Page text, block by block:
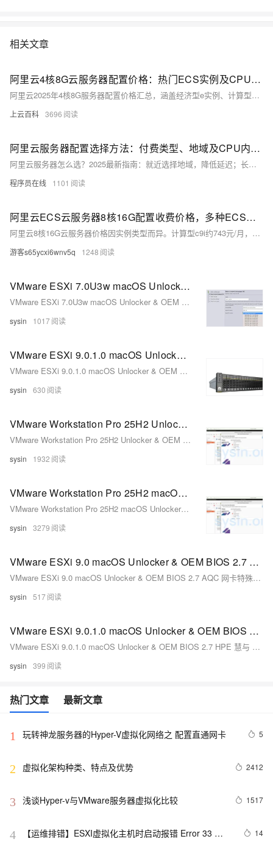
相关文章
阿里云4核8G云服务器配置价格：热门ECS实例及CPU处理器型号说明
阿里云2025年4核8G服务器配置价格汇总，涵盖经济型e实例、计算型c9i等热门ECS实例，CPU含Intel Xeon及AMD EPYC系列，月费159元起，年付低至1578元，按小时计费0.45元起，实际购买享折扣优惠。
上云百科 3696
阿里云服务器配置选择方法：付费类型、地域及CPU内存配置全解析
阿里云服务器怎么选？2025最新指南：就近选择地域，降低延迟；长期使用选包年包月，短期灵活选按量付费；企业选2核4G5M仅199元/年，个人选2核2G3M低至99元/年，高性价比爆款推荐，轻松上云。
程序员在线 1101
阿里云ECS云服务器8核16G配置收费价格，多种ECS实例CPU及费用清单
阿里云8核16G云服务器价格因实例类型而异。计算型c9i约743元/月，一年6450元（7折）；通用算力型u1仅673元/月，一年4225元（5.1折）。实际价格享时长折扣，详情见ECS官网。
游客s65ycxi6wnv5q 1248
VMware ESXi 7.0U3w macOS Unlocker & OEM BIOS 2.7 标准版和厂商定制版
VMware ESXi 7.0U3w macOS Unlocker & OEM BIOS 2.7 标准版和厂商定制版
sysin 1017
VMware ESXi 9.0.1.0 macOS Unlocker & OEM BIOS 2.7 Huawei 华为 定制版
VMware ESXi 9.0.1.0 macOS Unlocker & OEM BIOS 2.7 Huawei 华为 定制版
sysin 630
VMware Workstation Pro 25H2 Unlocker & OEM BIOS 2.7 - 在 Windows 和 Linux 上运行 macOS Tahoe
VMware Workstation Pro 25H2 Unlocker & OEM BIOS 2.7 - 在 Windows 和 Linux 上运行 macOS Tahoe
sysin 1932
VMware Workstation Pro 25H2 macOS Unlocker & OEM BIOS 2.7 for Linux
VMware Workstation Pro 25H2 macOS Unlocker & OEM BIOS 2.7 for Linux
sysin 3279
VMware ESXi 9.0 macOS Unlocker & OEM BIOS 2.7 AQC 网卡特殊定制版
VMware ESXi 9.0 macOS Unlocker & OEM BIOS 2.7 AQC 网卡特殊定制版
sysin 517
VMware ESXi 9.0.1.0 macOS Unlocker & OEM BIOS 2.7 HPE 慧与 定制版
VMware ESXi 9.0.1.0 macOS Unlocker & OEM BIOS 2.7 HPE 慧与 定制版
sysin 399
热门文章 最新文章
1 玩转神龙服务器的Hyper-V虚拟化网络之 配置直通网卡 5
2 虚拟化架构种类、特点及优势 2412
3 浅谈Hyper-v与VMware服务器虚拟化比较 1517
4
【运维排错】ESXI虚拟化主机时启动报错 Error 33
14